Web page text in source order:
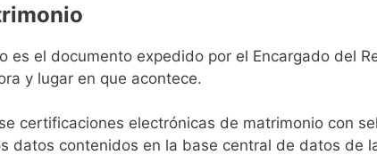
es el documento expedido por el Encargado del
y lugar en que acontece.
certificaciones electrónicas de matrimonio con
datos contenidos en la base central de datos de